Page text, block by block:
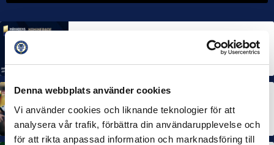
Denna webbplats använder cookies
Vi använder cookies och liknande teknologier för att
analysera vår trafik, förbättra din användarupplevelse och
för att rikta anpassad information och marknadsföring till
MÅNADENS TRÄNARE
Rösta på Månadens Spelare & Tränare i juli
Dubbla Landskrona-priser när juni summeras